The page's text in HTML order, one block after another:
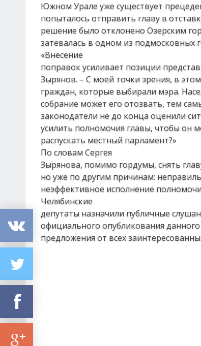
Южном Урале уже существует
попыталось отправить главу в
решение было отклонено Озерским
затевалась в одном из подмосковных
«Внесение
поправок усиливает позиции
Зырянов. – С моей точки зрения, в
граждан, которые выбирали мэра.
собрание может его отозвать, тем
законодатели не до конца оценили
усилить полномочия главы, чтобы он
распускать местный парламент?»
По словам Сергея
Зырянова, помимо гордумы, снять
но уже по другим причинам:
неэффективное исполнение
Челябинские
депутаты назначили публичные
официального опубликования
предложения от всех